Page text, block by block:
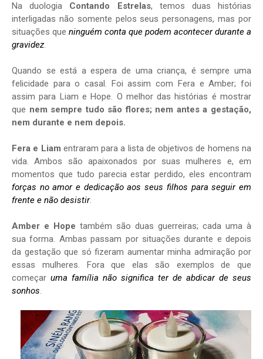
Na duologia Contando Estrelas, temos duas histórias
interligadas não somente pelos seus personagens, mas por
situações que ninguém conta que podem acontecer durante a
gravidez.
Quando se está a espera de uma criança, é sempre uma
felicidade para o casal. Foi assim com Fera e Amber; foi
assim para Liam e Hope. O melhor das histórias é mostrar
que nem sempre tudo são flores; nem antesa gestação,
nem durante e nem depois.
Fera e Liam entraram para a lista de objetivos de homens na
vida. Ambos são apaixonados por suas mulheres e, em
momentos que tudo parecia estar perdido, eles encontram
forças no amor e dedicação aos seus filhos para seguir em
frente e não desistir.
Amber e Hope também são duas guerreiras; cada uma à
sua forma. Ambas passam por situações durante e depois
da gestação que só fizeram aumentar minha admiração por
essas mulheres. Fora que elas são exemplos de que
começar uma família não significa ter de abdicar de seus
sonhos.